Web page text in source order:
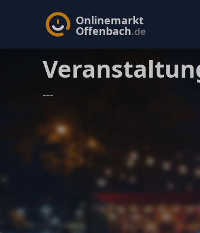
Onlinemarkt
Offenbach.de
---